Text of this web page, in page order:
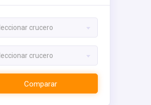
crucero
crucero
Comparar